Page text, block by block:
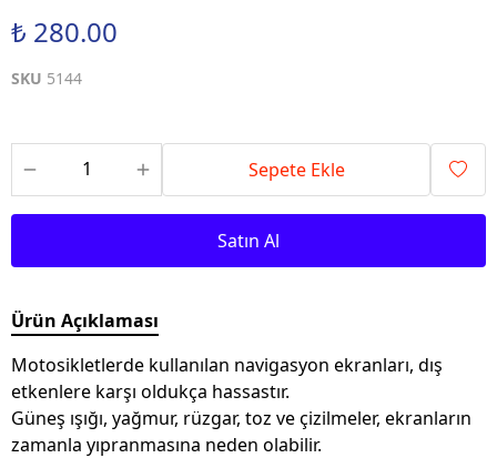
₺ 280.00
SKU 5144
Sepete Ekle
Satın Al
Ürün Açıklaması
Motosikletlerde kullanılan navigasyon ekranları, dış
etkenlere karşı oldukça hassastır.
Güneş ışığı, yağmur, rüzgar, toz ve çizilmeler, ekranların
zamanla yıpranmasına neden olabilir.